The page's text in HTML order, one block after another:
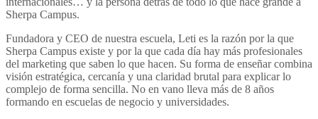
Sherpa Campus.
Fundadora y CEO de nuestra escuela, Leti es la razón por la que
Sherpa Campus existe y por la que cada día hay más profesionales
del marketing que saben lo que hacen. Su forma de enseñar combina
visión estratégica, cercanía y una claridad brutal para explicar lo
complejo de forma sencilla. No en vano lleva más de 8 años
formando en escuelas de negocio y universidades.